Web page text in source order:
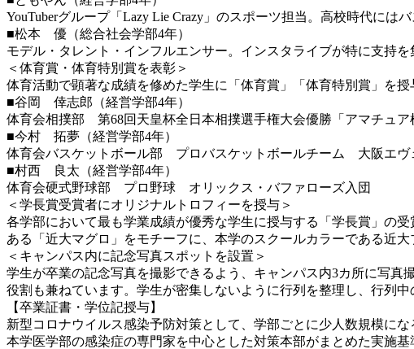
YouTuberグループ「Lazy Lie Crazy」のスポーツ担当。高校時代には
■松本 優（総合社会学部4年）
モデル・タレント・インフルエンサー。インスタライブが特に支持
＜体育賞・体育特別賞を表彰＞
体育活動で顕著な成績を修めた学生に「体育賞」「体育特別賞」を
■谷岡 倖志郎（経営学部4年）
体育会相撲部 第68回天皇杯全日本相撲選手権大会優勝「アマチュア
■今村 拓夢（経営学部4年）
体育会バスケットボール部 プロバスケットボールチーム 大阪エヴ
■村西 良太（経営学部4年）
体育会硬式野球部 プロ野球 オリックス・バファローズ入団
＜学長賞受賞者にオリジナルトロフィーを授与＞
各学部において最も学業成績が優秀な学生に授与する「学長賞」の
ある「近大マグロ」をモチーフに、本学のスクールカラーである近
＜キャンパス内に記念写真スポットを設置＞
学生が卒業の記念写真を撮影できるよう、キャンパス内3カ所に写
役割も兼ねています。学生が密集しないように行列を整理し、行列
【卒業証書・学位記授与】
新型コロナウイルス感染予防対策として、学部ごとに少人数規模に
本学医学部の感染症の専門家を中心とした対策本部がまとめた実施